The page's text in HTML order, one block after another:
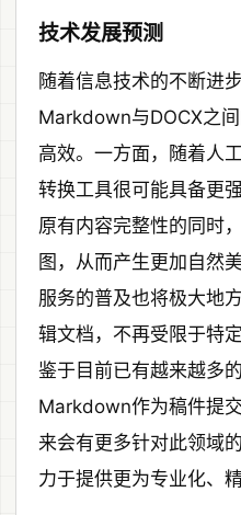
技术发展预测
随着信息技术的不断进
Markdown与DOCX之
高效。一方面，随着人
转换工具很可能具备更
原有内容完整性的同时
图，从而产生更加自然
服务的普及也将极大地
辑文档，不再受限于特
鉴于目前已有越来越多
Markdown作为稿件提
来会有更多针对此领域
力于提供更为专业化、